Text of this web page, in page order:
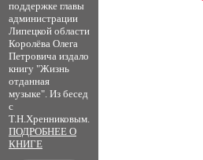
поддержке главы
администрации
Липецкой области
Королёва Олега
Петровича издало
книгу "Жизнь
отданная
музыке". Из бесед
с
Т.Н.Хренниковым.
ПОДРОБНЕЕ О
КНИГЕ